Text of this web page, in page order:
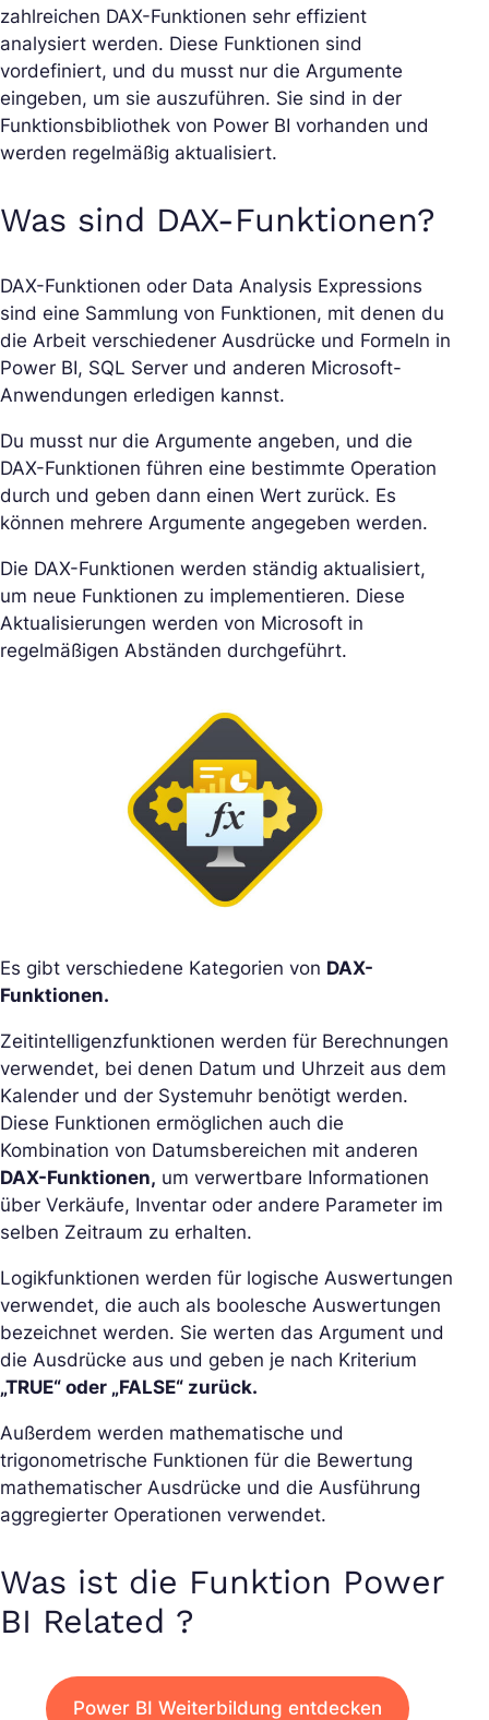
zahlreichen DAX-Funktionen sehr effizient
analysiert werden. Diese Funktionen sind
vordefiniert, und du musst nur die Argumente
eingeben, um sie auszuführen. Sie sind in der
Funktionsbibliothek von Power BI vorhanden und
werden regelmäßig aktualisiert.
Was sind DAX-Funktionen?
DAX-Funktionen oder Data Analysis Expressions
sind eine Sammlung von Funktionen, mit denen du
die Arbeit verschiedener Ausdrücke und Formeln in
Power BI, SQL Server und anderen Microsoft-
Anwendungen erledigen kannst.
Du musst nur die Argumente angeben, und die
DAX-Funktionen führen eine bestimmte Operation
durch und geben dann einen Wert zurück. Es
können mehrere Argumente angegeben werden.
Die DAX-Funktionen werden ständig aktualisiert,
um neue Funktionen zu implementieren. Diese
Aktualisierungen werden von Microsoft in
regelmäßigen Abständen durchgeführt.
Es gibt verschiedene Kategorien von DAX-
Funktionen.
Zeitintelligenzfunktionen werden für Berechnungen
verwendet, bei denen Datum und Uhrzeit aus dem
Kalender und der Systemuhr benötigt werden.
Diese Funktionen ermöglichen auch die
Kombination von Datumsbereichen mit anderen
DAX-Funktionen, um verwertbare Informationen
über Verkäufe, Inventar oder andere Parameter im
selben Zeitraum zu erhalten.
Logikfunktionen werden für logische Auswertungen
verwendet, die auch als boolesche Auswertungen
bezeichnet werden. Sie werten das Argument und
die Ausdrücke aus und geben je nach Kriterium
„TRUE“ oder „FALSE“ zurück.
Außerdem werden mathematische und
trigonometrische Funktionen für die Bewertung
mathematischer Ausdrücke und die Ausführung
aggregierter Operationen verwendet.
Was ist die Funktion Power
BI Related ?
Power BI Weiterbildung entdecken